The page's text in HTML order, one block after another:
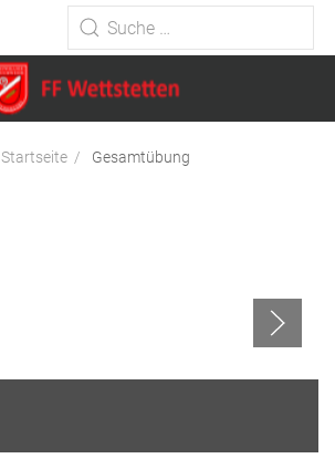
Type 2 or more characters for
results.
Startseite Gesamtübung